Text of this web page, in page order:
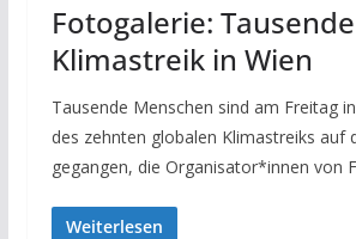
Fotogalerie:
Klimastreik in Wien
Tausende Menschen sind am Freitag
des zehnten globalen Klimastreiks auf
gegangen, die Organisator*innen von
Weiterlesen